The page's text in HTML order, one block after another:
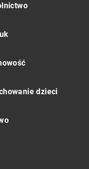
dzieci